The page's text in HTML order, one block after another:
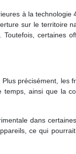
à la technologie
sur le territoire
certaines
précisément, les
temps, ainsi que la
dans
ce qui